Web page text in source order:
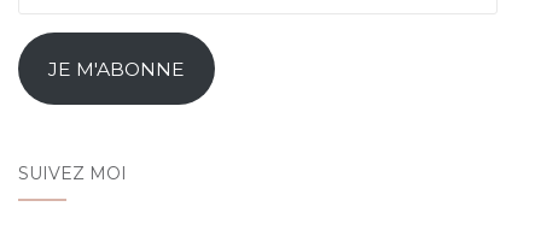
JE M'ABONNE
SUIVEZ MOI